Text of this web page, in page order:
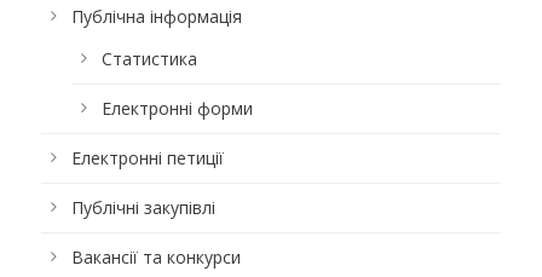
Публічна інформація
Статистика
Електронні форми
Електронні петиції
Публічні закупівлі
Вакансії та конкурси